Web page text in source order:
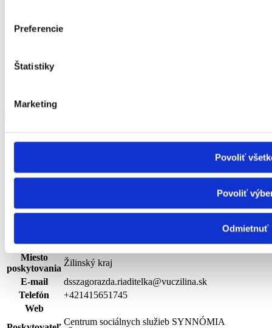
Preferencie
Štatistiky
Marketing
Povoliť
Povoliť
Odmietnuť
Sv. Gorazda 2978/3, 01008 Žilina
sociálne
jedáleň
Cieľová
FO v krízovej sociálnej situácii, FO s ťažkým
zdravotným stavom, FO v dôchodkovom veku
Kapacita
Miesto
poskytovania
Žilinský kraj
E-mail
dsszagorazda.riaditelka@vuczilina.sk
Telefón
+421415651745
Web
Centrum sociálnych služieb SYNNÓMIA